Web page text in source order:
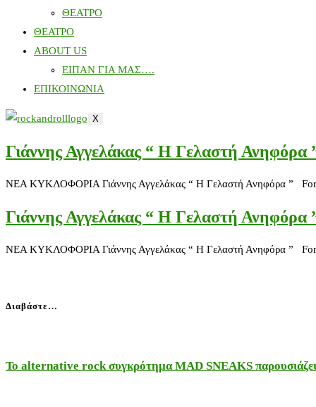
ΘΕΑΤΡΟ
ΘΕΑΤΡΟ
ABOUT US
ΕΙΠΑΝ ΓΙΑ ΜΑΣ….
ΕΠΙΚΟΙΝΩΝΙΑ
X
Γιάννης Αγγελάκας “ Η Γελαστή Ανηφόρα
ΝΕΑ ΚΥΚΛΟΦΟΡΙΑ Γιάννης Αγγελάκας “ Η Γελαστή Ανηφόρα ”
Γιάννης Αγγελάκας “ Η Γελαστή Ανηφόρα
ΝΕΑ ΚΥΚΛΟΦΟΡΙΑ Γιάννης Αγγελάκας “ Η Γελαστή Ανηφόρα ”
Διαβάστε…
Το alternative rock συγκρότημα MAD SNEAKS